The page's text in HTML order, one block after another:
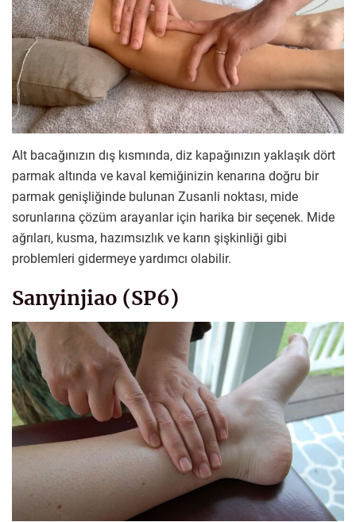
Alt bacağınızın dış kısmında, diz kapağınızın yaklaşık dört
parmak altında ve kaval kemiğinizin kenarına doğru bir
parmak genişliğinde bulunan Zusanli noktası, mide
sorunlarına çözüm arayanlar için harika bir seçenek. Mide
ağrıları, kusma, hazımsızlık ve karın şişkinliği gibi
problemleri gidermeye yardımcı olabilir.
Sanyinjiao (SP6)